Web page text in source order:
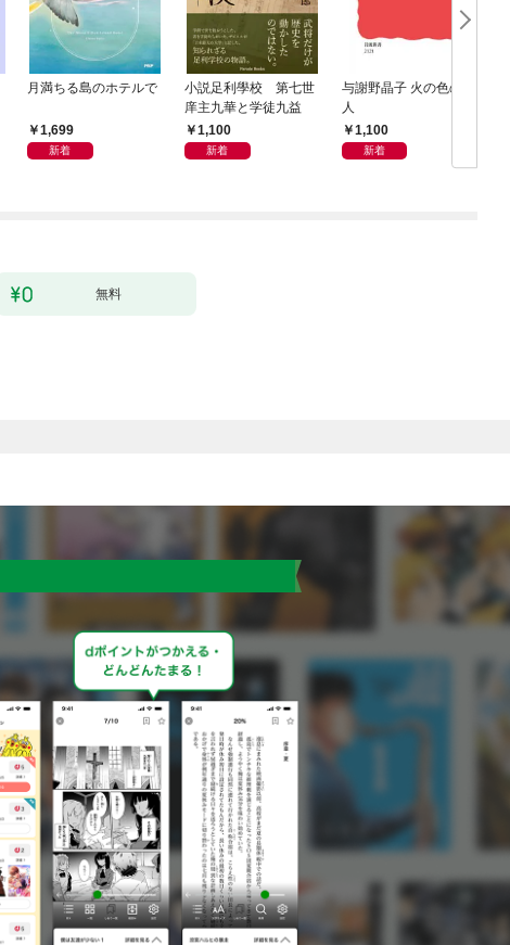
月満ちる島のホテルで
1,699
新着
小説足利學校 第七世
庠主九華と学徒九益
1,100
新着
与謝野晶子 火の色の歌
人
1,100
新着
無料